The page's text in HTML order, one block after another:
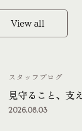
View all
見守ること、支
スタッフブログ
2026.08.03